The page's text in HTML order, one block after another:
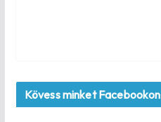
Kövess minket Facebookon